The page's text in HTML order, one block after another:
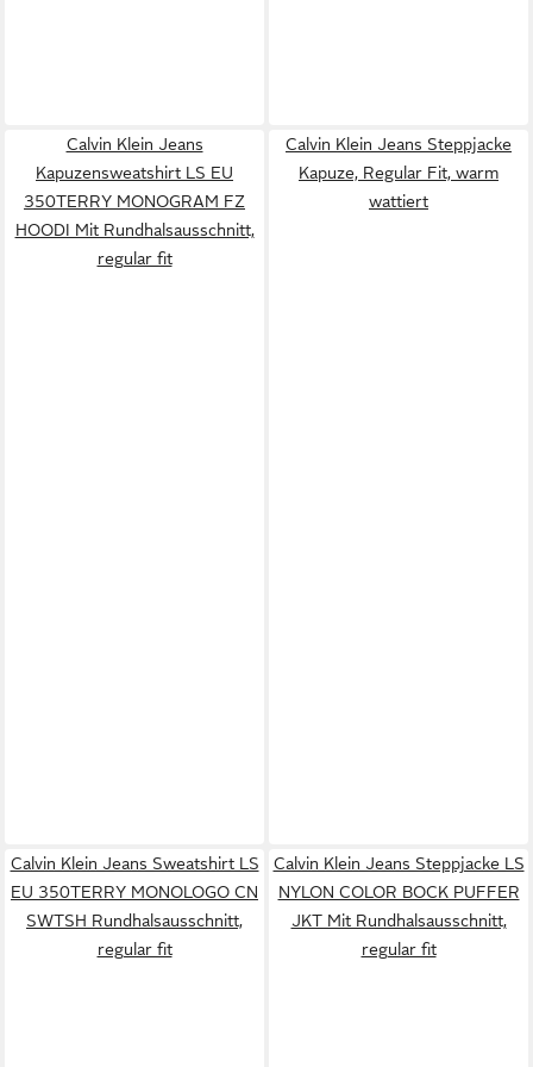
Calvin Klein Jeans
Kapuzensweatshirt LS EU
350TERRY MONOGRAM FZ
HOODI Mit Rundhalsausschnitt,
regular fit
Calvin Klein Jeans Steppjacke
Kapuze, Regular Fit, warm
wattiert
Calvin Klein Jeans Sweatshirt LS
EU 350TERRY MONOLOGO CN
SWTSH Rundhalsausschnitt,
regular fit
Calvin Klein Jeans Steppjacke LS
NYLON COLOR BOCK PUFFER
JKT Mit Rundhalsausschnitt,
regular fit